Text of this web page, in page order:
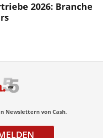
2026: Branche
Newslettern von Cash.